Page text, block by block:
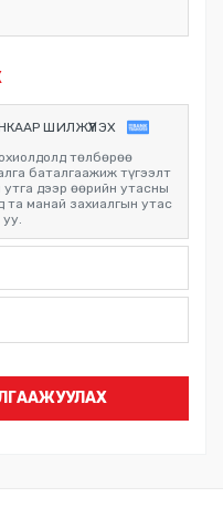
ШИЛЖҮҮЛЭХ
төлбөрөө
баталгаажиж түгээлт
дээр өөрийн утасны
та манай захиалгын утас
тооцоо хийх...
бөгөөд онлайн